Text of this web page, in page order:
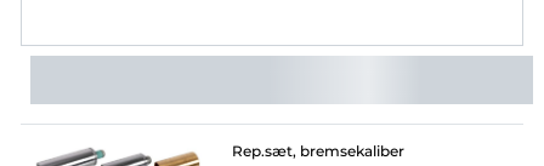
Rep.sæt, bremsekaliber